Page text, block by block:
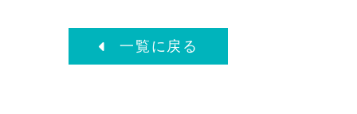
一覧に戻る